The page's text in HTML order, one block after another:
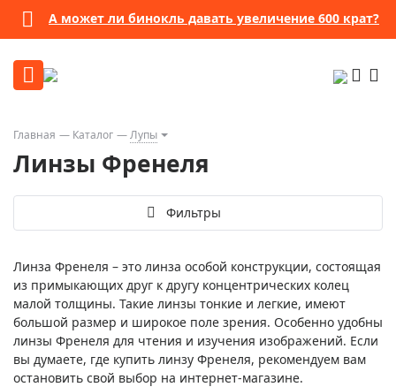
А может ли бинокль давать увеличение 600 крат?
Главная Каталог Лупы
Линзы Френеля
Фильтры
Линза Френеля – это линза особой конструкции, состоящая
из примыкающих друг к другу концентрических колец
малой толщины. Такие линзы тонкие и легкие, имеют
большой размер и широкое поле зрения. Особенно удобны
линзы Френеля для чтения и изучения изображений. Если
вы думаете, где купить линзу Френеля, рекомендуем вам
остановить свой выбор на интернет-магазине.